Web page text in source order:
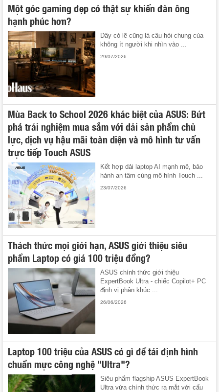
Một góc gaming đẹp có thật sự khiến đàn ông
hạnh phúc hơn?
Đây có lẽ cũng là câu hỏi chung của
không ít người khi nhìn vào ...
29/07/2026
Mùa Back to School 2026 khác biệt của ASUS: Bứt
phá trải nghiệm mua sắm với dải sản phẩm chủ
lực, dịch vụ hậu mãi toàn diện và mô hình tư vấn
trực tiếp Touch ASUS
Kết hợp dải laptop AI mạnh mẽ, bảo
hành an tâm cùng mô hình Touch ...
23/07/2026
Thách thức mọi giới hạn, ASUS giới thiệu siêu
phẩm Laptop có giá 100 triệu đồng?
ASUS chính thức giới thiệu
ExpertBook Ultra - chiếc Copilot+ PC
định vị phân khúc ...
26/06/2026
Laptop 100 triệu của ASUS có gì để tái định hình
chuẩn mực công nghệ "Ultra"?
Siêu phẩm flagship ASUS ExpertBook
Ultra vừa chính thức ra mắt với cấu